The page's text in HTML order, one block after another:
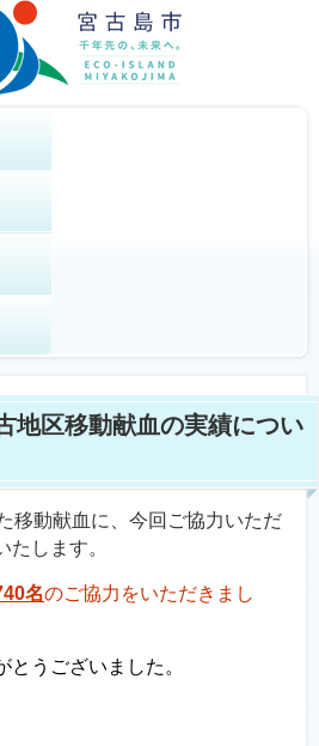
地区移動献血の実績につい
移動献血に、今回ご協力いただ
たします。
名のご協力をいただきまし
とうございました。